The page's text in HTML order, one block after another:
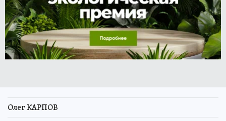
Олег КАРПОВ